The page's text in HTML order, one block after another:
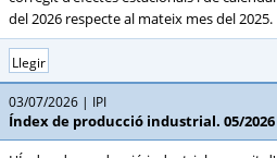
del 2026 respecte al mateix mes del 2025.
Llegir
03/07/2026 IPI
Índex de producció industrial. 05/2026